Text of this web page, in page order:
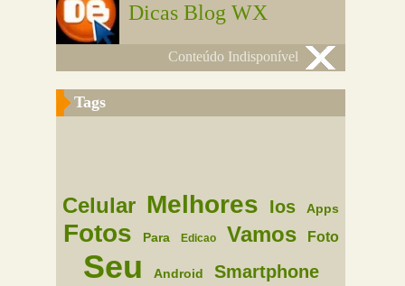
Dicas Blog WX
Conteúdo Indisponível
Tags
Celular Melhores Ios Apps
Fotos Para Edicao Vamos Foto
Seu Android Smartphone